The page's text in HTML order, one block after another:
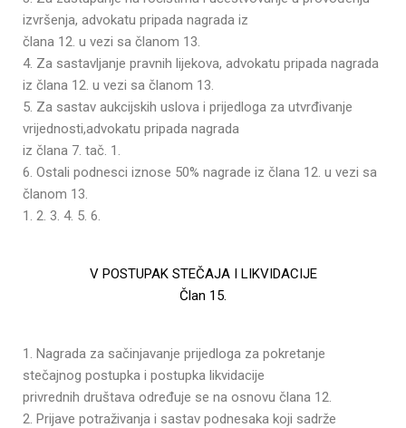
izvršenja, advokatu pripada nagrada iz
člana 12. u vezi sa članom 13.
4. Za sastavljanje pravnih lijekova, advokatu pripada nagrada
iz člana 12. u vezi sa članom 13.
5. Za sastav aukcijskih uslova i prijedloga za utvrđivanje
vrijednosti,advokatu pripada nagrada
iz člana 7. tač. 1.
6. Ostali podnesci iznose 50% nagrade iz člana 12. u vezi sa
članom 13.
1. 2. 3. 4. 5. 6.
V POSTUPAK STEČAJA I LIKVIDACIJE
Član 15.
1. Nagrada za sačinjavanje prijedloga za pokretanje
stečajnog postupka i postupka likvidacije
privrednih društava određuje se na osnovu člana 12.
2. Prijave potraživanja i sastav podnesaka koji sadrže